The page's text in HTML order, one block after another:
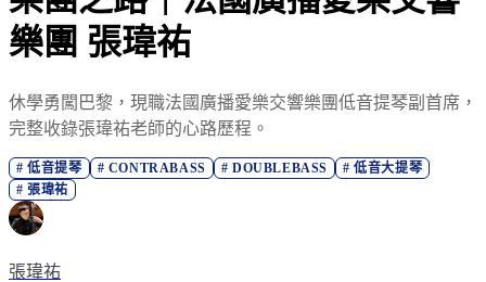
樂團 張瑋祐
休學勇闖巴黎，現職法國廣播愛樂交響樂團低音提琴副首席，
完整收錄張瑋祐老師的心路歷程。
#低音提琴 # CONTRABASS #DOUBLEBASS #低音大提琴
#張瑋祐
張瑋祐